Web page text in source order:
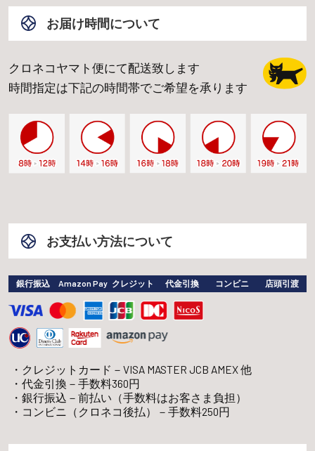
お届け時間について
クロネコヤマト便にて配送致します
時間指定は下記の時間帯でご希望を承ります
お支払い方法について
銀行振込 Amazon Pay クレジット 代金引換 コンビニ 店頭引渡
クレジットカード－VISA MASTER JCB AMEX 他
代金引換－手数料360円
銀行振込－前払い（手数料はお客さま負担）
コンビニ（クロネコ後払）－手数料250円